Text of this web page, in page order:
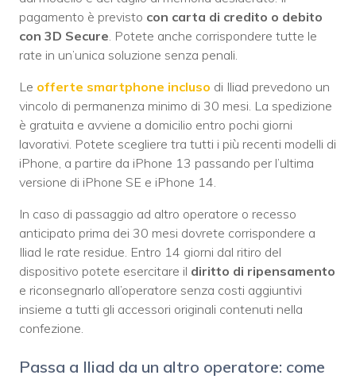
pagamento è previsto con carta di credito o debito
con 3D Secure . Potete anche corrispondere tutte le
rate in un’unica soluzione senza penali.
Le offerte smartphone incluso di Iliad prevedono un
vincolo di permanenza minimo di 30 mesi. La spedizione
è gratuita e avviene a domicilio entro pochi giorni
lavorativi. Potete scegliere tra tutti i più recenti modelli di
iPhone, a partire da iPhone 13 passando per l’ultima
versione di iPhone SE e iPhone 14.
In caso di passaggio ad altro operatore o recesso
anticipato prima dei 30 mesi dovrete corrispondere a
Iliad le rate residue. Entro 14 giorni dal ritiro del
dispositivo potete esercitare il diritto di ripensamento
e riconsegnarlo all’operatore senza costi aggiuntivi
insieme a tutti gli accessori originali contenuti nella
confezione.
Passa a Iliad da un altro operatore: come